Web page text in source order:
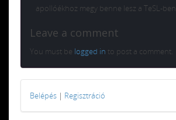
apollóékhoz megy benne lesz a TeSL-
Leave a comment
You must be logged in to post a comment.
Belépés | Regisztráció